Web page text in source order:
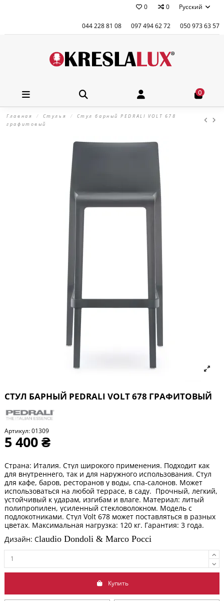
0 0 Русский
044 228 81 08 097 494 62 72 050 973 63 57
0
Главная Стулья
Стул барный PEDRALI VOLT 678
графитовый
СТУЛ БАРНЫЙ PEDRALI VOLT 678 ГРАФИТОВЫЙ
Артикул:01309
5 400 ₴
Страна: Италия. Стул широкого применения. Подходит как
для внутреннего, так и для наружного использования. Стул
для кафе, баров, ресторанов у воды, спа-салонов. Может
использоваться на любой террасе, в саду. Прочный, легкий,
устойчивый к ударам, изгибам и влаге. Материал: литый
полипропилен, усиленный стекловолокном. Модель с
подлокотниками. Стул Volt 678 может поставляться в разных
цветах. Максимальная нагрузка: 120 кг. Гарантия: 3 года.
Дизайн: Claudio Dondoli & Marco Pocci
Купить